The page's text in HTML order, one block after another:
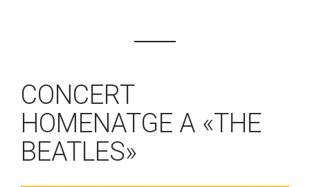
CONCERT
HOMENATGE A «THE
BEATLES»